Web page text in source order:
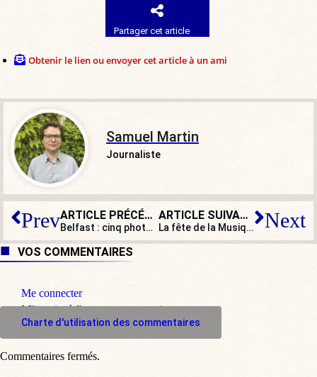
Partager cet article
Obtenir le lien ou envoyer cet article à un ami
Samuel Martin
Journaliste
Prev ARTICLE PRÉCÉDENT
Belfast : cinq photos BV pour raconter la révolte des Irlandais du Nord
ARTICLE SUIVANT
La fête de la Musique transformée en meeting LFI : faut-il la supprimer ? Next
VOS COMMENTAIRES
Me connecter
M'inscrire à l'espace commentaire
Charte d'utilisation des commentaires
Commentaires fermés.